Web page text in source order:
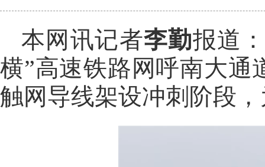
本网讯记者李勤报道
横”高速铁路网呼南大通
触网导线架设冲刺阶段